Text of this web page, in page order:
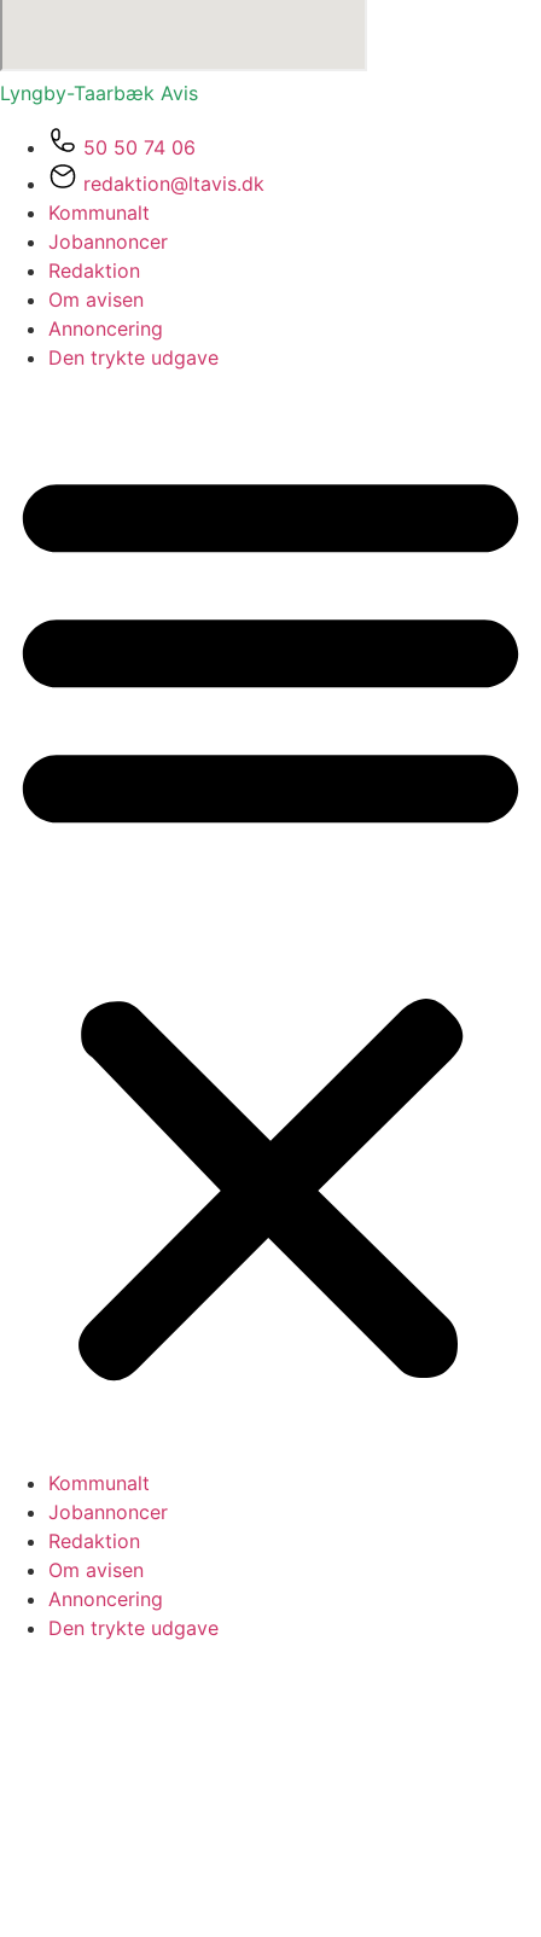
Lyngby-Taarbæk Avis
50 50 74 06
redaktion@ltavis.dk
Kommunalt
Jobannoncer
Redaktion
Om avisen
Annoncering
Den trykte udgave
Kommunalt
Jobannoncer
Redaktion
Om avisen
Annoncering
Den trykte udgave